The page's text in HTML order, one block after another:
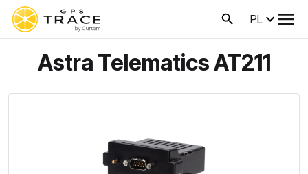
PL
Astra Telematics AT211